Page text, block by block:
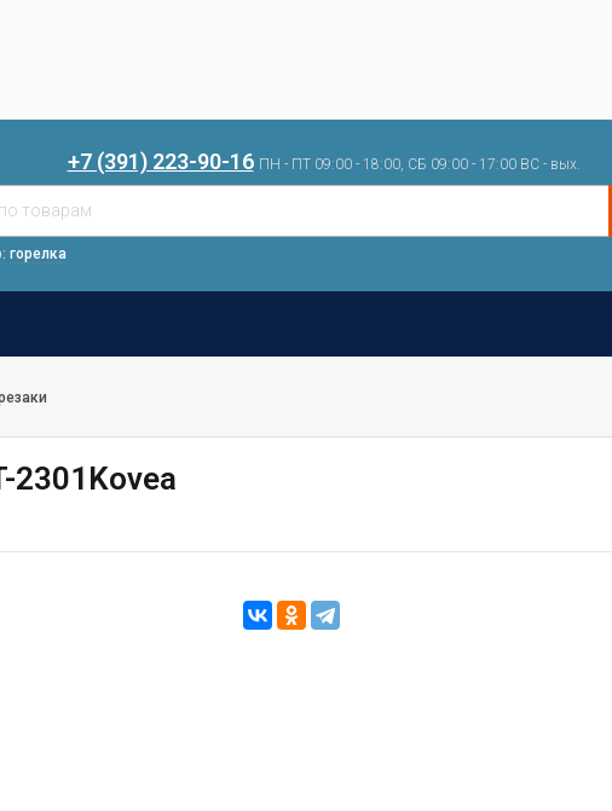
+7 (391) 223-90-16 ПН - ПТ 09:00 - 18:00, СБ 09:00 - 17:00 ВС - вых.
горелка
2301Kovea